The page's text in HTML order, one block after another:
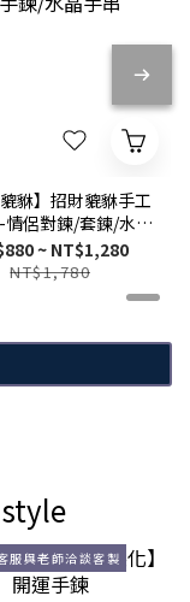
貔貅】招財貔貅手工
情侶對鍊/套鍊/水晶
鍊/水晶手串
~ NT$1,280
NT$1,780
服與老師洽談客製